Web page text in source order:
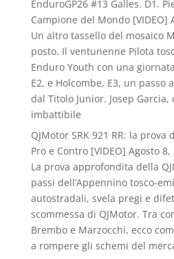
EnduroGP26 #13 Galles. D1.
Campione del Mondo [VIDEO]
Un altro tassello del mosaico
posto. Il ventunenne Pilota
Enduro Youth con una
E2, e Holcombe, E3, un passo
dal Titolo Junior. Josep Garcia,
imbattibile
QJMotor SRK 921 RR: la
Pro e Contro [VIDEO] Agosto 8,
La prova approfondita della
passi dell’Appennino tosco-
autostradali, svela pregi e
scommessa di QJMotor. Tra
Brembo e Marzocchi, ecco
a rompere gli schemi del